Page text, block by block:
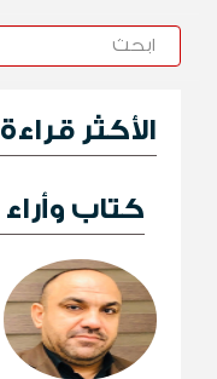
الأكثر قراءة
كتاب وأراء